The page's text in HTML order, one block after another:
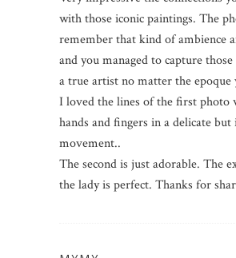
with those iconic paintings. The
remember that kind of ambience
and you managed to capture
a true artist no matter the epoque
I loved the lines of the first photo
hands and fingers in a delicate but
movement..
The second is just adorable. The
the lady is perfect. Thanks for